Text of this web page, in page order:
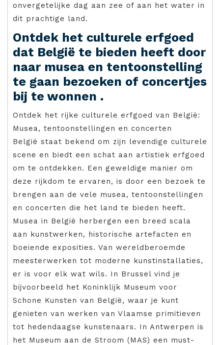
onvergetelijke dag aan zee of aan het water in
dit prachtige land.
Ontdek het culturele erfgoed
dat België te bieden heeft door
naar musea en tentoonstelling
te gaan bezoeken of concertjes
bij te wonnen .
Ontdek het rijke culturele erfgoed van België:
Musea, tentoonstellingen en concerten
België staat bekend om zijn levendige culturele
scene en biedt een schat aan artistiek erfgoed
om te ontdekken. Een geweldige manier om
deze rijkdom te ervaren, is door een bezoek te
brengen aan de vele musea, tentoonstellingen
en concerten die het land te bieden heeft.
Musea in België herbergen een breed scala
aan kunstwerken, historische artefacten en
boeiende exposities. Van wereldberoemde
meesterwerken tot moderne kunstinstallaties,
er is voor elk wat wils. In Brussel vind je
bijvoorbeeld het Koninklijk Museum voor
Schone Kunsten van België, waar je kunt
genieten van werken van Vlaamse primitieven
tot hedendaagse kunstenaars. In Antwerpen is
het Museum aan de Stroom (MAS) een must-